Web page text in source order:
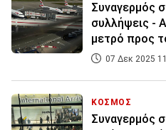
Συναγερμός
συλλήψεις -
μετρό προς
07 Δεκ 2025
ΚΟΣΜΟΣ
Συναγερμός